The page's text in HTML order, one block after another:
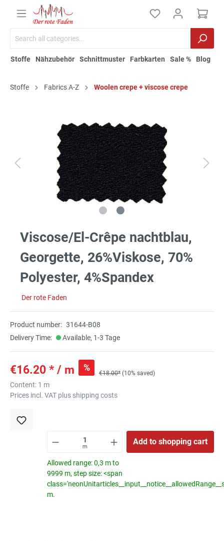
Stoffe Nähzubehör Schnittmuster Farbkarten Sale % Blog
Stoffe Fabrics A-Z Woolen crepe + viscose crepe
Viscose/El-Crêpe nachtblau,
Georgette, 26%Viskose, 70%
Polyester, 4%Spandex
Der rote Faden
Product number: 31644-B08
Delivery Time:
Available, 1-3 Tage
€16.20 * / m %
€18.00* (10% saved)
Content: 1 m
Prices incl. VAT plus shipping costs
m
Add to shopping cart
Allowed range: 0,3 m to
9999 m, step size: <span
m.